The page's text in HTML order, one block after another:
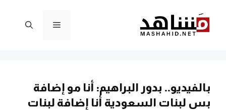
المحتوى
القائمة
بالفيديو.. بدور البراهيم: أنا مو إضافة
بس لبنات السعودية أنا إضافة لبنات